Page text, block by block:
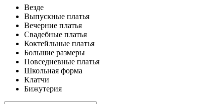
Везде
Выпускные платья
Вечерние платья
Свадебные платья
Коктейльные платья
Большие размеры
Повседневные платья
Школьная форма
Клатчи
Бижутерия